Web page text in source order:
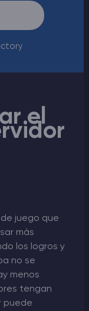
el
juego que
más
los logros y
no se
menos
tengan
puede